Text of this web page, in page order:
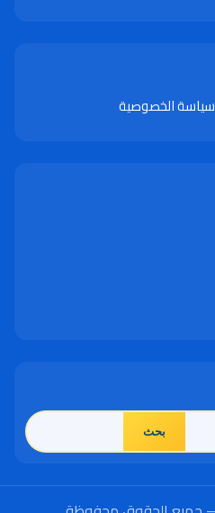
سياسة الخصوصية